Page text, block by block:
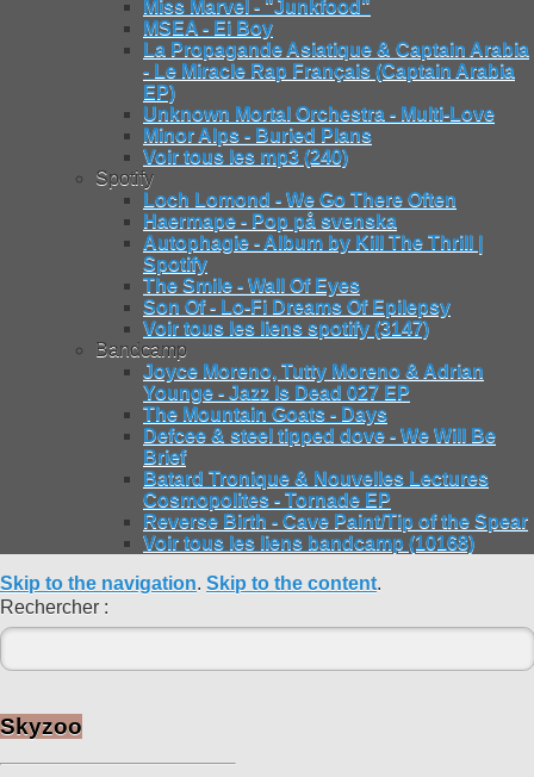
Miss Marvel - "Junkfood"
MSEA - Ei Boy
La Propagande Asiatique & Captain Arabia
- Le Miracle Rap Français (Captain Arabia
EP)
Unknown Mortal Orchestra - Multi-Love
Minor Alps - Buried Plans
Voir tous les mp3 (240)
Spotify
Loch Lomond - We Go There Often
Haermape - Pop på svenska
Autophagie - Album by Kill The Thrill |
Spotify
The Smile - Wall Of Eyes
Son Of - Lo-Fi Dreams Of Epilepsy
Voir tous les liens spotify (3147)
Bandcamp
Joyce Moreno, Tutty Moreno & Adrian
Younge - Jazz Is Dead 027 EP
The Mountain Goats - Days
Defcee & steel tipped dove - We Will Be
Brief
Batard Tronique & Nouvelles Lectures
Cosmopolites - Tornade EP
Reverse Birth - Cave Paint/Tip of the Spear
Voir tous les liens bandcamp (10168)
Skip to the navigation. Skip to the content.
Rechercher :
Skyzoo